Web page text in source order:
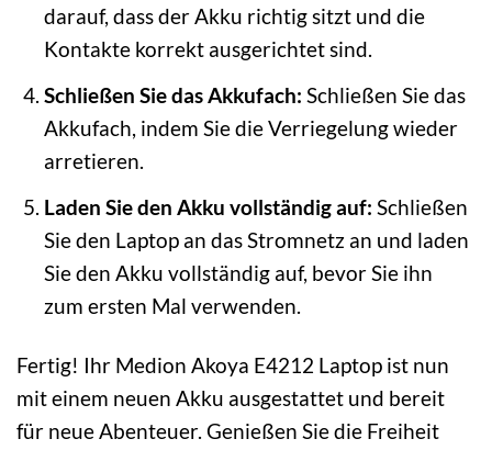
darauf, dass der Akku richtig sitzt und die
Kontakte korrekt ausgerichtet sind.
Schließen Sie das Akkufach: Schließen Sie das
Akkufach, indem Sie die Verriegelung wieder
arretieren.
Laden Sie den Akku vollständig auf: Schließen
Sie den Laptop an das Stromnetz an und laden
Sie den Akku vollständig auf, bevor Sie ihn
zum ersten Mal verwenden.
Fertig! Ihr Medion Akoya E4212 Laptop ist nun
mit einem neuen Akku ausgestattet und bereit
für neue Abenteuer. Genießen Sie die Freiheit